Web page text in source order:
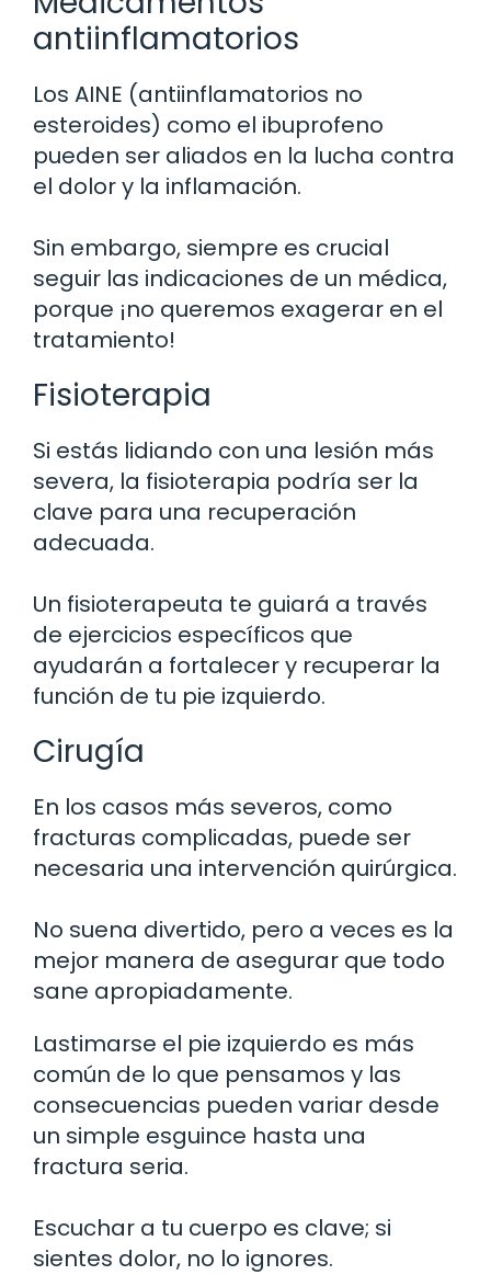
antiinflamatorios
Los AINE (antiinflamatorios no
esteroides) como el ibuprofeno
pueden ser aliados en la lucha contra
el dolor y la inflamación.
Sin embargo, siempre es crucial
seguir las indicaciones de un médica,
porque ¡no queremos exagerar en el
tratamiento!
Fisioterapia
Si estás lidiando con una lesión más
severa, la fisioterapia podría ser la
clave para una recuperación
adecuada.
Un fisioterapeuta te guiará a través
de ejercicios específicos que
ayudarán a fortalecer y recuperar la
función de tu pie izquierdo.
Cirugía
En los casos más severos, como
fracturas complicadas, puede ser
necesaria una intervención quirúrgica.
No suena divertido, pero a veces es la
mejor manera de asegurar que todo
sane apropiadamente.
Lastimarse el pie izquierdo es más
común de lo que pensamos y las
consecuencias pueden variar desde
un simple esguince hasta una
fractura seria.
Escuchar a tu cuerpo es clave; si
sientes dolor, no lo ignores.